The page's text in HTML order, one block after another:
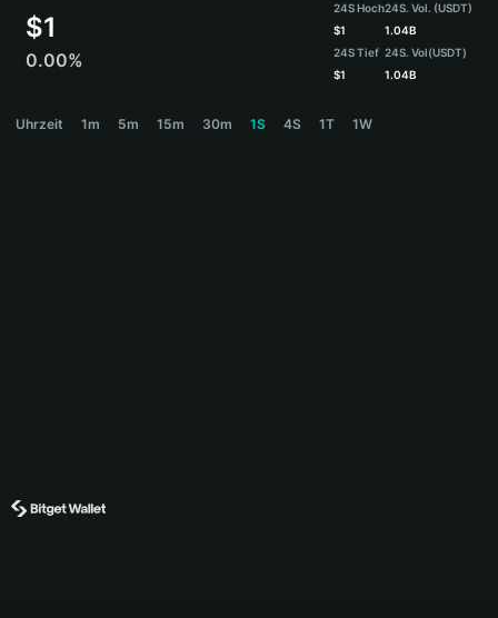
Español
Español (Argentina)
$1
0.00%
24S Hoch
$1
24S Tief
$1
24S. Vol. (USDT)
1.04B
24S. Vol(USDT)
1.04B
Uhrzeit 1m 5m 15m 30m 1S 4S 1T 1W